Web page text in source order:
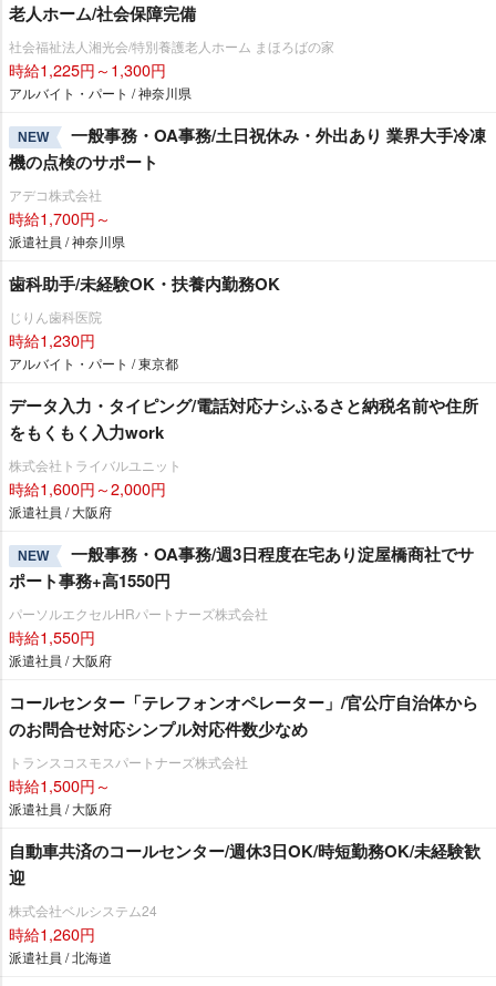
老人ホーム/社会保障完備
社会福祉法人湘光会/特別養護老人ホーム まほろばの家
時給1,225円～1,300円
アルバイト・パート / 神奈川県
NEW
一般事務・OA事務/土日祝休み・外出あり 業界大手冷凍
機の点検のサポート
アデコ株式会社
時給1,700円～
派遣社員 / 神奈川県
歯科助手/未経験OK・扶養内勤務OK
じりん歯科医院
時給1,230円
アルバイト・パート / 東京都
データ入力・タイピング/電話対応ナシふるさと納税名前や住所
をもくもく入力work
株式会社トライバルユニット
時給1,600円～2,000円
派遣社員 / 大阪府
NEW
一般事務・OA事務/週3日程度在宅あり淀屋橋商社でサ
ポート事務+高1550円
パーソルエクセルHRパートナーズ株式会社
時給1,550円
派遣社員 / 大阪府
コールセンター「テレフォンオペレーター」/官公庁自治体から
のお問合せ対応シンプル対応件数少なめ
トランスコスモスパートナーズ株式会社
時給1,500円～
派遣社員 / 大阪府
自動車共済のコールセンター/週休3日OK/時短勤務OK/未経験歓
迎
株式会社ベルシステム24
時給1,260円
派遣社員 / 北海道